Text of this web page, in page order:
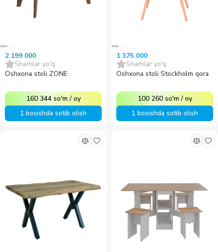
2 199 000
Sharhlar yo'q
Oshxona stoli ZONE
160 344 so'm /oy
1 bosishda sotib olish
1 375 000
Sharhlar yo'q
Oshxona stoli Stockholm qora
100 260 so'm /oy
1 bosishda sotib olish